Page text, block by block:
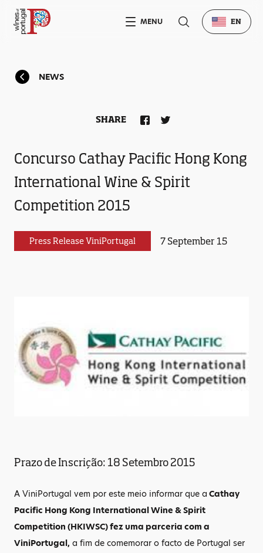
NEWS
Concurso Cathay Pacific Hong Kong
International Wine & Spirit
Competition 2015
Press Release ViniPortugal 7 September 15
SHARE
Prazo de Inscrição: 18 Setembro 2015
A ViniPortugal vem por este meio informar que a Cathay
Pacific Hong Kong International Wine & Spirit
Competition (HKIWSC) fez uma parceria com a
ViniPortugal, a fim de comemorar o facto de Portugal ser
MENU EN